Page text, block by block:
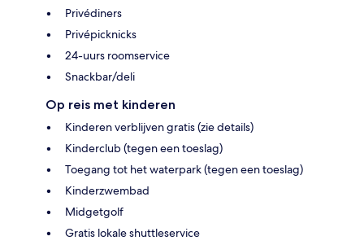
Privédiners
Privépicknicks
24-uurs roomservice
Snackbar/deli
Op reis met kinderen
Kinderen verblijven gratis (zie details)
Kinderclub (tegen een toeslag)
Toegang tot het waterpark (tegen een toeslag)
Kinderzwembad
Midgetgolf
Gratis lokale shuttleservice